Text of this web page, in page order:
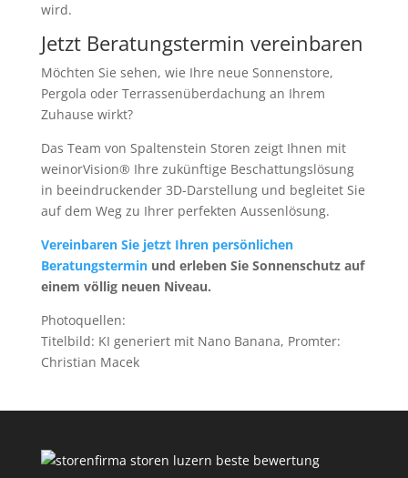
wird.
Jetzt Beratungstermin vereinbaren
Möchten Sie sehen, wie Ihre neue Sonnenstore,
Pergola oder Terrassenüberdachung an Ihrem
Zuhause wirkt?
Das Team von Spaltenstein Storen zeigt Ihnen mit
weinorVision® Ihre zukünftige Beschattungslösung
in beeindruckender 3D-Darstellung und begleitet Sie
auf dem Weg zu Ihrer perfekten Aussenlösung.
Vereinbaren Sie jetzt Ihren persönlichen
Beratungsterminund erleben Sie Sonnenschutz auf
einem völlig neuen Niveau.
Photoquellen:
Titelbild: KI generiert mit Nano Banana, Promter:
Christian Macek